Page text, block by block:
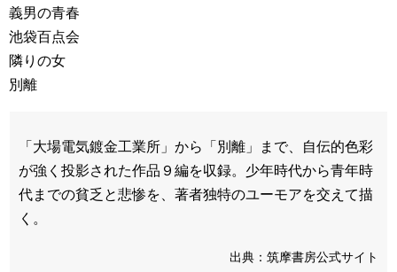
義男の青春
池袋百点会
隣りの女
別離
「大場電気鍍金工業所」から「別離」まで、自伝的色彩
が強く投影された作品９編を収録。少年時代から青年時
代までの貧乏と悲惨を、著者独特のユーモアを交えて描
く。
出典：筑摩書房公式サイト